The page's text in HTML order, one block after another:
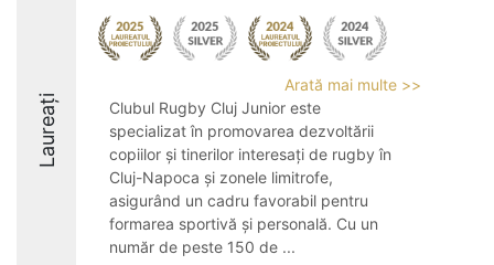
Laureați
Arată mai multe >>
Clubul Rugby Cluj Junior este
specializat în promovarea dezvoltării
copiilor și tinerilor interesați de rugby în
Cluj-Napoca și zonele limitrofe,
asigurând un cadru favorabil pentru
formarea sportivă și personală. Cu un
număr de peste 150 de ...